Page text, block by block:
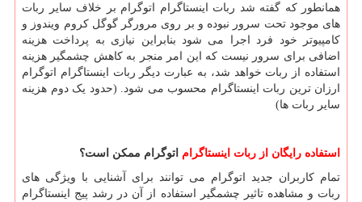
همانطور که گفته شد ربات اینستاگرام اتوگرام بر خلاف سایر ربات
های موجود تحت سرور نبوده و بر روی مرورگر گوگل کروم ویندوز و
کامپیوتر خود فرد اجرا می شود بنابراین نیازی به پرداخت هزینه
اضافی برای سرور نیست که این امر منجر به کاهش چشمگیر هزینه
استفاده از ربات خواهد شد، به عبارت دیگر ربات اینستاگرام اتوگرام
ارزان ترین ربات اینستاگرام محسوب می شود. (حدود یک دوم هزینه
سایر ربات ها)
استفاده رایگان از ربات اینستاگرام اتوگرام ممکن است؟
تمام کاربران جدید اتوگرام می توانند برای آشنایی با ویژگی های
ربات و مشاهده تاثیر چشمگیر استفاده از آن در رشد پیج اینستاگرام